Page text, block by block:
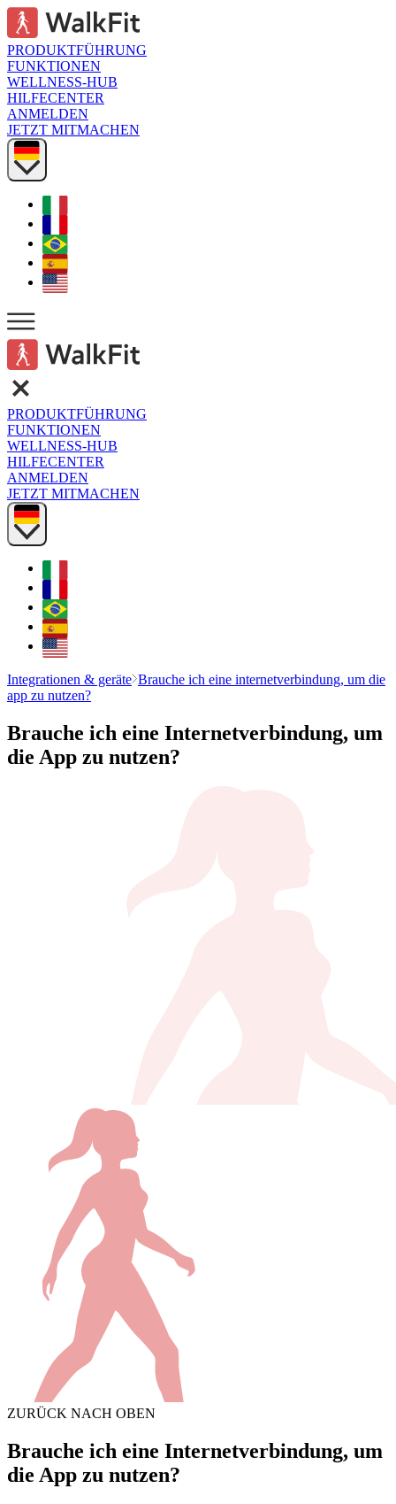
PRODUKTFÜHRUNG
FUNKTIONEN
WELLNESS-HUB
HILFECENTER
ANMELDEN
JETZT MITMACHEN
PRODUKTFÜHRUNG
FUNKTIONEN
WELLNESS-HUB
HILFECENTER
ANMELDEN
JETZT MITMACHEN
Integrationen & geräte Brauche ich eine internetverbindung, um die
app zu nutzen?
Brauche ich eine Internetverbindung, um
die App zu nutzen?
ZURÜCK NACH OBEN
Brauche ich eine Internetverbindung, um
die App zu nutzen?